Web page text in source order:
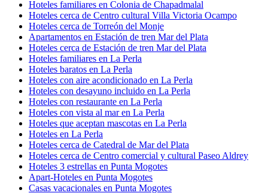
Hoteles familiares en Colonia de Chapadmalal
Hoteles cerca de Centro cultural Villa Victoria Ocampo
Hoteles cerca de Torreón del Monje
Apartamentos en Estación de tren Mar del Plata
Hoteles cerca de Estación de tren Mar del Plata
Hoteles familiares en La Perla
Hoteles baratos en La Perla
Hoteles con aire acondicionado en La Perla
Hoteles con desayuno incluido en La Perla
Hoteles con restaurante en La Perla
Hoteles con vista al mar en La Perla
Hoteles que aceptan mascotas en La Perla
Hoteles en La Perla
Hoteles cerca de Catedral de Mar del Plata
Hoteles cerca de Centro comercial y cultural Paseo Aldrey
Hoteles 3 estrellas en Punta Mogotes
Apart-Hoteles en Punta Mogotes
Casas vacacionales en Punta Mogotes